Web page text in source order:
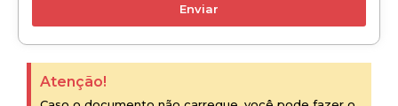
Enviar
Atenção!